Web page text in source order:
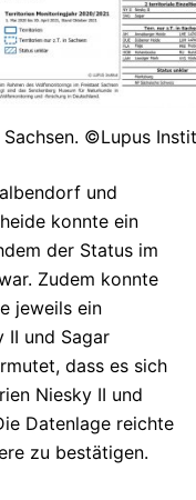
©Lupus
und
konnte ein
der Status im
Zudem konnte
jeweils ein
II und Sagar
dass es sich
Niesky II und
Datenlage reichte
zu bestätigen.